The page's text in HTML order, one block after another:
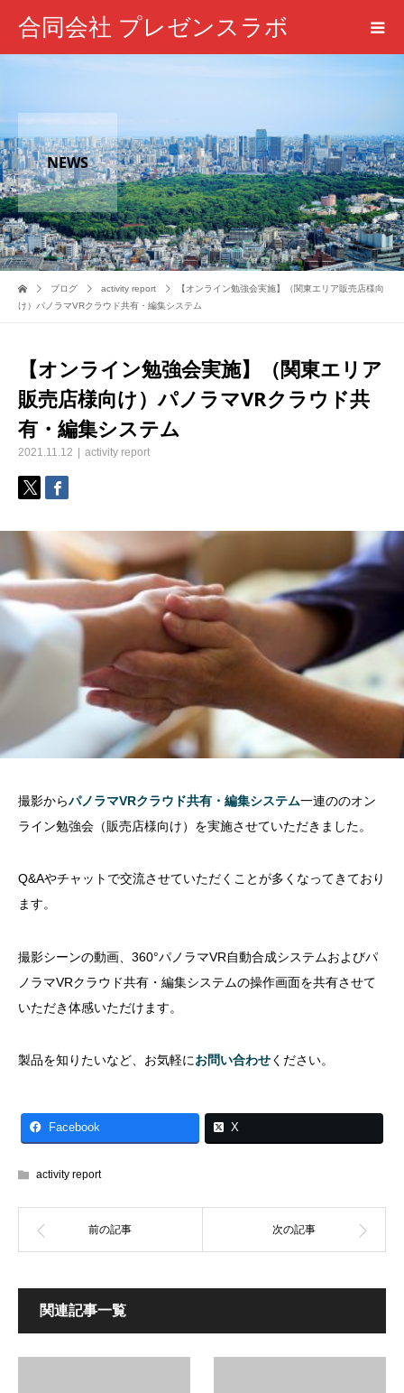
合同会社 プレゼンスラボ
NEWS
ブログ activity report
【オンライン勉強会実施】（関東エリア販売店様向
け）パノラマVRクラウド共有・編集システム
【オンライン勉強会実施】（関東エリア
販売店様向け）パノラマVRクラウド共
有・編集システム
2021.11.12 activity report
撮影からパノラマVRクラウド共有・編集システム一連ののオン
ライン勉強会（販売店様向け）を実施させていただきました。
Q&Aやチャットで交流させていただくことが多くなってきており
ます。
撮影シーンの動画、360°パノラマVR自動合成システムおよびパ
ノラマVRクラウド共有・編集システムの操作画面を共有させて
いただき体感いただけます。
製品を知りたいなど、お気軽にお問い合わせください。
Facebook X
activity report
関連記事一覧